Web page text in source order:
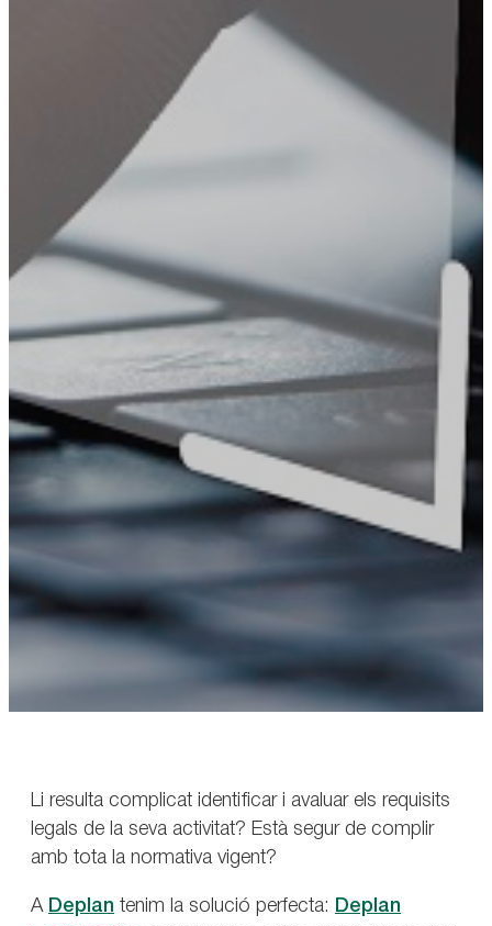
Li resulta complicat identificar i avaluar els requisits
legals de la seva activitat? Està segur de complir
amb tota la normativa vigent?
A Deplan tenim la solució perfecta:
Deplan